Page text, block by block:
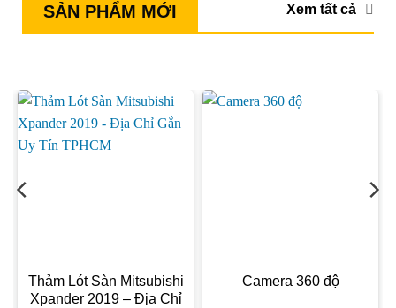
SẢN PHẨM MỚI Xem tất cả
Thảm Lót Sàn Mitsubishi
Xpander 2019 – Địa Chỉ
Camera 360 độ